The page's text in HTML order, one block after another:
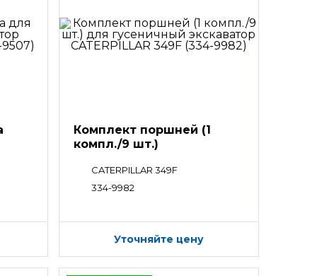
Комплект поршней (1
компл./9 шт.)
CATERPILLAR 349F
334-9982
Уточняйте цену